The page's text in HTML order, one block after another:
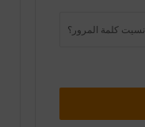
نسيت كلمة المرور؟